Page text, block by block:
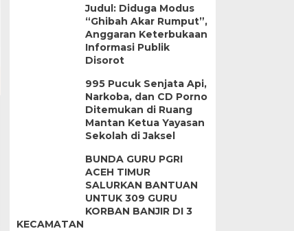
Judul: Diduga Modus
“Ghibah Akar Rumput”,
Anggaran Keterbukaan
Informasi Publik
Disorot
995 Pucuk Senjata Api,
Narkoba, dan CD Porno
Ditemukan di Ruang
Mantan Ketua Yayasan
Sekolah di Jaksel
BUNDA GURU PGRI
ACEH TIMUR
SALURKAN BANTUAN
UNTUK 309 GURU
KORBAN BANJIR DI 3
KECAMATAN